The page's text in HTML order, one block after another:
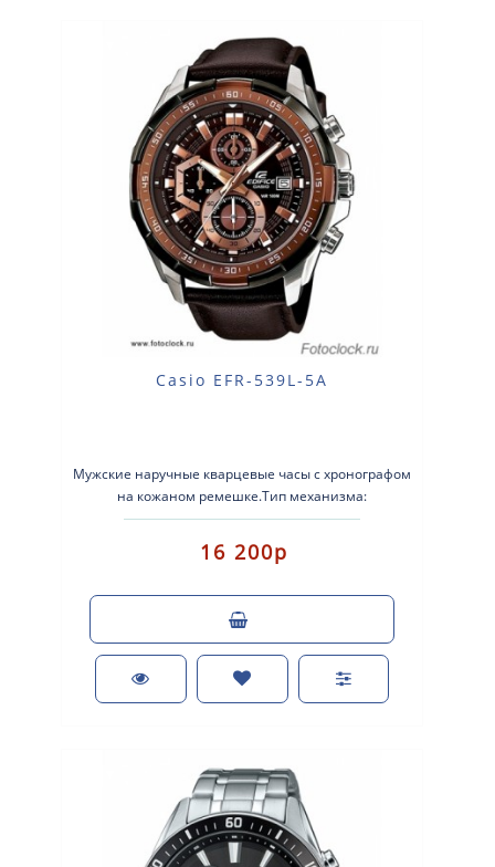
Casio EFR-539L-5A
Мужские наручные кварцевые часы с хронографом
на кожаном ремешке.Тип механизма:
кварцевые.Корпус: нержавеющая сталь.Ремешок:
кожа..
16 200р